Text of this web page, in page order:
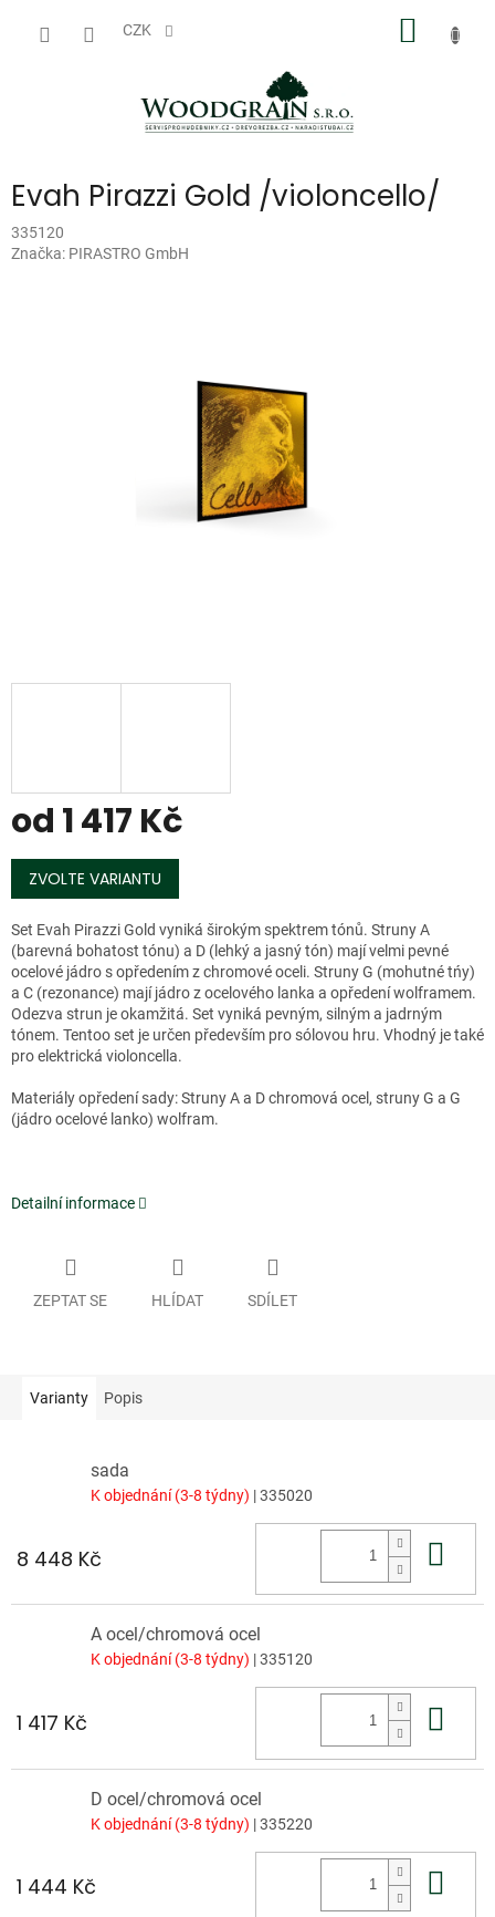
CZK
Evah Pirazzi Gold /violoncello/
335120
Značka: PIRASTRO GmbH
od 1 417 Kč
Měrná
cena:
ZVOLTE VARIANTU
Set Evah Pirazzi Gold vyniká širokým spektrem tónů. Struny A
(barevná bohatost tónu) a D (lehký a jasný tón) mají velmi pevné
ocelové jádro s opředením z chromové oceli. Struny G (mohutné tńy)
a C (rezonance) mají jádro z ocelového lanka a opředení wolframem.
Odezva strun je okamžitá. Set vyniká pevným, silným a jadrným
tónem. Tentoo set je určen především pro sólovou hru. Vhodný je také
pro elektrická violoncella.
Materiály opředení sady: Struny A a D chromová ocel, struny G a G
(jádro ocelové lanko) wolfram.
Detailní informace
ZEPTAT SE HLÍDAT SDÍLET
Varianty Popis
sada
K objednání (3-8 týdny) | 335020
8 448 Kč
A ocel/chromová ocel
K objednání (3-8 týdny) | 335120
1 417 Kč
D ocel/chromová ocel
K objednání (3-8 týdny) | 335220
1 444 Kč